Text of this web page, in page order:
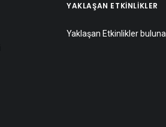
YAKLAŞAN ETKINLIKLER
Yaklaşan Etkinlikler